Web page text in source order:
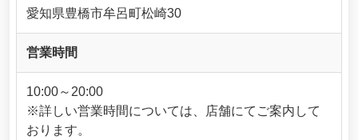
愛知県豊橋市牟呂町松崎30
営業時間
10:00～20:00
※詳しい営業時間については、店舗にてご案内して
おります。